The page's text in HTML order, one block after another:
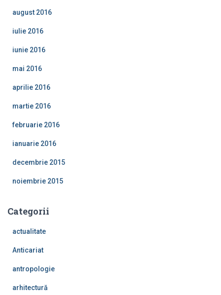
august 2016
iulie 2016
iunie 2016
mai 2016
aprilie 2016
martie 2016
februarie 2016
ianuarie 2016
decembrie 2015
noiembrie 2015
Categorii
actualitate
Anticariat
antropologie
arhitectură